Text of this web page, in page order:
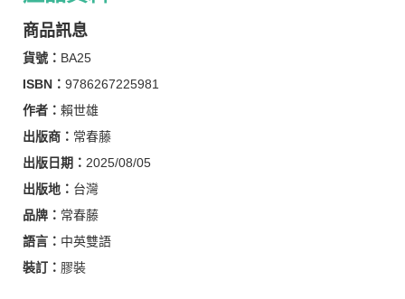
商品訊息
貨號： BA25
ISBN： 9786267225981
作者： 賴世雄
出版商： 常春藤
出版日期： 2025/08/05
出版地： 台灣
品牌： 常春藤
語言： 中英雙語
裝訂： 膠裝